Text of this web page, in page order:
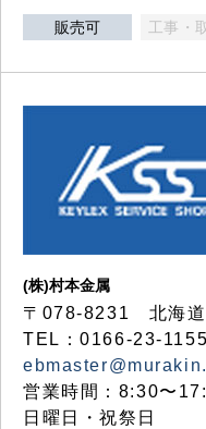
販売可 工事・
(株)村本金属
〒078-8231 北海道
TEL：0166-23-
営業時間：8:30〜
日曜日・祝祭日